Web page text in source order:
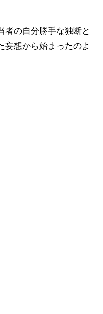
者の自分勝手な独断と
妄想から始まったのよ